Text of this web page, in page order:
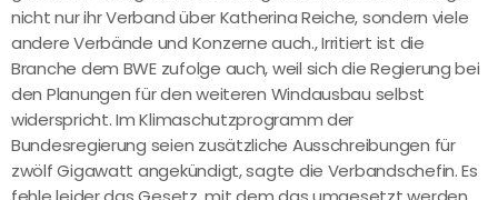
nicht nur ihr Verband über Katherina Reiche, sondern viele
andere Verbände und Konzerne auch., Irritiert ist die
Branche dem BWE zufolge auch, weil sich die Regierung bei
den Planungen für den weiteren Windausbau selbst
widerspricht. Im Klimaschutzprogramm der
Bundesregierung seien zusätzliche Ausschreibungen für
zwölf Gigawatt angekündigt, sagte die Verbandschefin. Es